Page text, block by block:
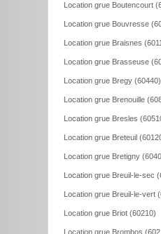
Location grue Boutencourt
Location grue Bouvresse
Location grue Braisnes
Location grue Brasseuse
Location grue Bregy (60440)
Location grue Brenouille
Location grue Bresles
Location grue Breteuil
Location grue Bretigny
Location grue Breuil-le-sec
Location grue Breuil-le-vert
Location grue Briot (60210)
Location grue Brombos